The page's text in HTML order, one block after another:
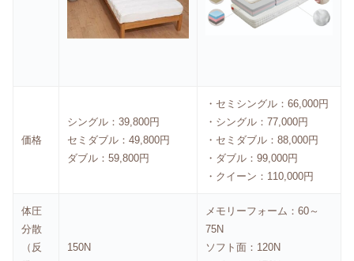
価格
シングル：39,800円
セミダブル：49,800円
ダブル：59,800円
・セミシングル：66,000円
・シングル：77,000円
・セミダブル：88,000円
・ダブル：99,000円
・クイーン：110,000円
体圧
分散
（反
150N
メモリーフォーム：60～
75N
ソフト面：120N